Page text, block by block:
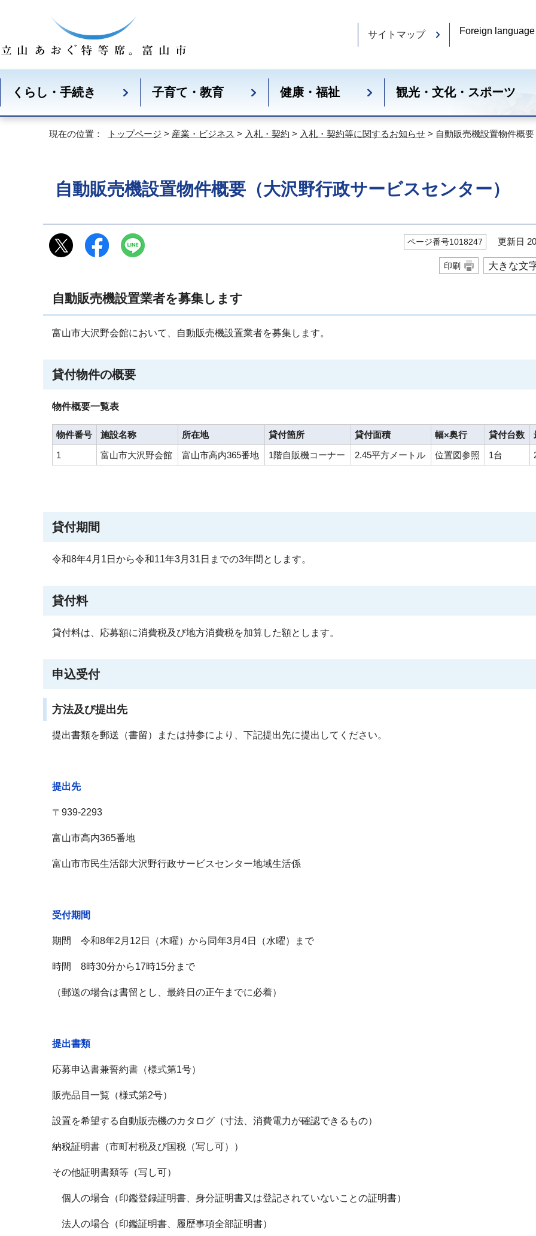
サイトマップ Foreign language
くらし・手続き 子育て・教育 健康・福祉 観光・文化・スポーツ
現在の位置： トップページ > 産業・ビジネス > 入札・契約 > 入札・契約等に関するお知らせ > 自動販売機設置物件概
自動販売機設置物件概要（大沢野行政サービスセンター）
ページ番号1018247 更新日
印刷 大きな文
自動販売機設置業者を募集します
富山市大沢野会館において、自動販売機設置業者を募集します。
貸付物件の概要
物件概要一覧表
物件番号 施設名称 所在地 貸付箇所 貸付面積 幅×奥行 貸付台数
1
富山市大沢野会館 富山市高内365番地 1階自販機コーナー 2.45平方メートル 位置図参照 1台
貸付期間
令和8年4月1日から令和11年3月31日までの3年間とします。
貸付料
貸付料は、応募額に消費税及び地方消費税を加算した額とします。
申込受付
方法及び提出先
提出書類を郵送（書留）または持参により、下記提出先に提出してください。
提出先
〒939-2293
富山市高内365番地
富山市市民生活部大沢野行政サービスセンター地域生活係
受付期間
期間 令和8年2月12日（木曜）から同年3月4日（水曜）まで
時間 8時30分から17時15分まで
（郵送の場合は書留とし、最終日の正午までに必着）
提出書類
応募申込書兼誓約書（様式第1号）
販売品目一覧（様式第2号）
設置を希望する自動販売機のカタログ（寸法、消費電力が確認できるもの）
納税証明書（市町村税及び国税（写し可））
その他証明書類等（写し可）
個人の場合（印鑑登録証明書、身分証明書又は登記されていないことの証明書）
法人の場合（印鑑証明書、履歴事項全部証明書）